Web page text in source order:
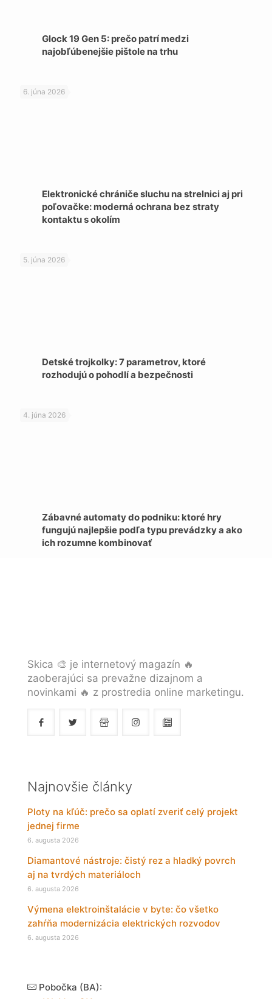
Glock 19 Gen 5: prečo patrí medzi
najobľúbenejšie pištole na trhu
6. júna 2026
Elektronické chrániče sluchu na strelnici aj pri
poľovačke: moderná ochrana bez straty
kontaktu s okolím
5. júna 2026
Detské trojkolky: 7 parametrov, ktoré
rozhodujú o pohodlí a bezpečnosti
4. júna 2026
Zábavné automaty do podniku: ktoré hry
fungujú najlepšie podľa typu prevádzky a ako
ich rozumne kombinovať
Skica 🎨 je internetový magazín 🔥
zaoberajúci sa prevažne dizajnom a
novinkami 🔥 z prostredia online marketingu.
Najnovšie články
Ploty na kľúč: prečo sa oplatí zveriť celý projekt
jednej firme
6. augusta 2026
Diamantové nástroje: čistý rez a hladký povrch
aj na tvrdých materiáloch
6. augusta 2026
Výmena elektroinštalácie v byte: čo všetko
zahŕňa modernizácia elektrických rozvodov
6. augusta 2026
Pobočka (BA):